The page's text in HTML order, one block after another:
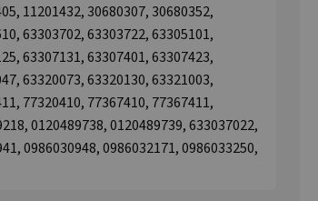
11201432, 30680307, 30680352,
63303702, 63303722, 63305101,
63307131, 63307401, 63307423,
63320073, 63320130, 63321003,
77320410, 77367410, 77367411,
0120489738, 0120489739, 633037022,
0986030948, 0986032171, 0986033250,